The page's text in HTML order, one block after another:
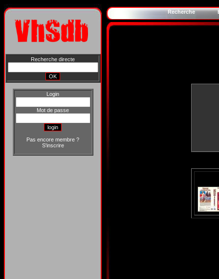
Recherche directe
Login
Mot de passe
Pas encore membre ?
S'inscrire
Recherche